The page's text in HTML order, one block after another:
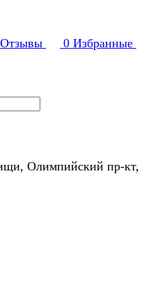
Отзывы 0 Избранные
Олимпийский пр-кт,